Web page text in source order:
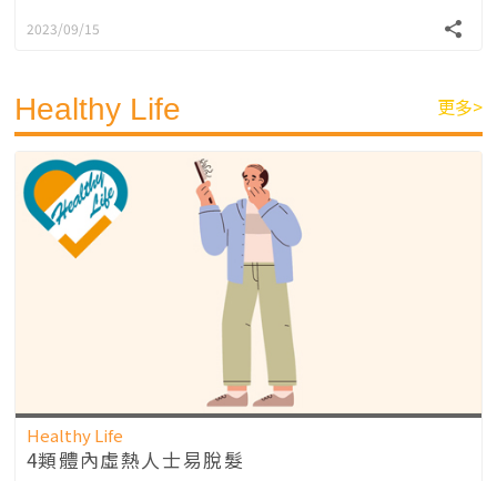
2023/09/15
Healthy Life 更多>
Healthy Life
4類體內虛熱人士易脫髮